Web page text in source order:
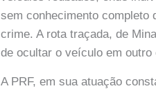
sem conhecimento completo
crime. A rota traçada, de
de ocultar o veículo em outro
A PRF, em sua atuação